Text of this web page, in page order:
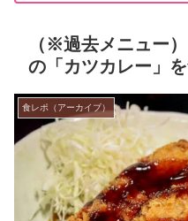
（※過去メニュー
の「カツカレー」
食レポ（アーカイブ）